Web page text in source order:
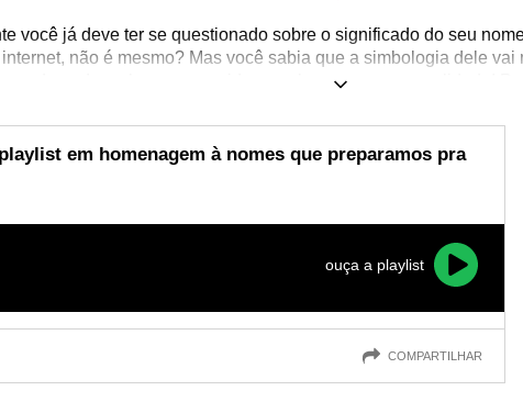
você já deve ter se questionado sobre o significado do seu
não é mesmo? Mas você sabia que a simbologia dele vai
grande poder sobre nossas vidas e sobre nossa personalidade!
o nosso nome é escolhido por nossos pais. Principalmente no
de uma das mais belas flores deste mundo. Confira
em homenagem à nomes que preparamos pra
ouça a playlist
COMPARTILHAR